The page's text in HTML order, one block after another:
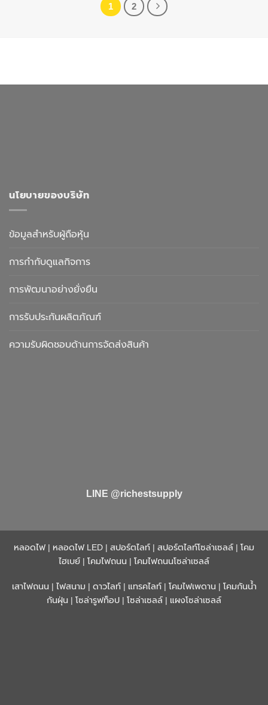
1 2
นโยบายของบริษัท
ข้อมูลสำหรับผู้ถือหุ้น
การกำกับดูแลกิจการ
การพัฒนาอย่างยั่งยืน
การรับประกันผลิตภัณฑ์
ความรับผิดชอบด้านการจัดส่งสินค้า
LINE @richestsupply
หลอดไฟ | หลอดไฟ LED | สปอร์ตไลท์ | สปอร์ตไลท์โซล่าเซลล์ | โคม
ไฮเบย์ | โคมไฟถนน | โคมไฟถนนโซล่าเซลล์
เสาไฟถนน | ไฟสนาม | ดาวไลท์| แทรคไลท์| โคมไฟเพดาน | โคมกันน้ำ
กันฝุ่น | โซล่ารูฟท็อป | โซล่าเซลล์ | แผงโซล่าเซลล์